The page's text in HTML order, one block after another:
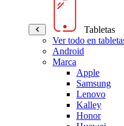
Tabletas
Ver todo en
Android
Marca
Apple
Samsung
Lenovo
Kalley
Honor